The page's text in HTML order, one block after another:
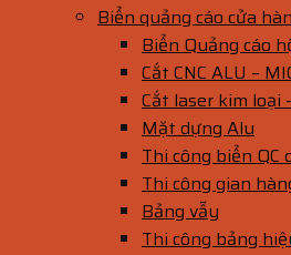
Biển quảng cáo cửa
Biển Quảng cáo
Cắt CNC ALU –
Cắt laser kim loại
Mặt dựng Alu
Thi công biển
Thi công gian
Bảng vẫy
Thi công bảng